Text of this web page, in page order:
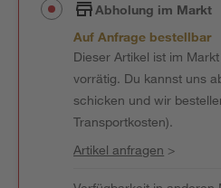
Abholung im Markt
Auf Anfrage bestellbar
Dieser Artikel ist im
vorrätig. Du kannst uns
schicken und wir
Transportkosten).
Artikel anfragen >